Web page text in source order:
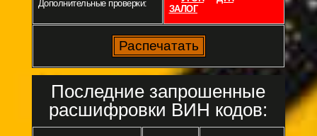
Дополнительные проверки:
ЗАЛОГ
Последние запрошенные
расшифровки ВИН кодов: